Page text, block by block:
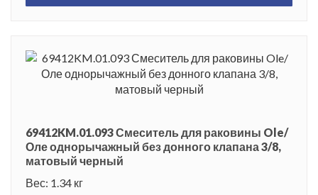
69412KM.01.093 Смеситель для раковины Ole/
Оле однорычажный без донного клапана 3/8,
матовый черный
Вес: 1.34 кг